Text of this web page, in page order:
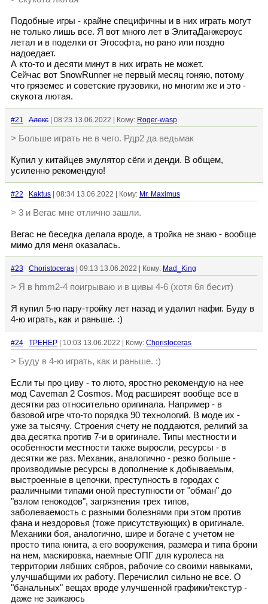
Подобные игры - крайне специфичны и в них играть могут
не только лишь все. Я вот много лет в ЭлитаДанжероус
летал и в поделки от Эгософта, но рано или поздно
надоедает.
А кто-то и десяти минут в них играть не может.
Сейчас вот SnowRunner не первый месяц гоняю, потому
что гряземес и советские грузовики, но многим же и это -
скукота лютая.
#21 Алекс | 08:23 13.06.2022 | Кому: Roger-wasp
> Больше играть не в чего. Рдр2 да ведьмак
Купил у китайцев эмулятор сёги и денди. В общем,
усиленно рекомендую!
#22 Kaktus | 08:34 13.06.2022 | Кому: Mr. Maximus
> 3 и Вегас мне отлично зашли.
Вегас не беседка делала вроде, а тройка не знаю - вообще
мимо для меня оказалась.
#23 Choristoceras | 09:13 13.06.2022 | Кому: Mad_King
> Я в hmm2-4 поигрываю и в цивы 4-6 (хотя 6я бесит)
Я купил 5-ю пару-тройку лет назад и удалил нафиг. Буду в
4-ю играть, как и раньше. :)
#24 TPEHEP | 10:03 13.06.2022 | Кому: Choristoceras
> Буду в 4-ю играть, как и раньше. :)
Если ты про циву - то люто, яростно рекомендую на нее
мод Caveman 2 Cosmos. Мод расширеят вообще все в
десятки раз относительно оригинала. Например - в
базовой игре что-то порядка 90 технологий. В моде их -
уже за тысячу. Строения счету не поддаются, религий за
два десятка против 7-и в оригинале. Типы местности и
особенности местности также выросли, ресурсы - в
десятки же раз. Механик, аналогично - резко больше -
производимые ресурсы в дополнение к добываемым,
выстроенные в цепочки, преступность в городах с
различными типами оной преступности от "обман" до
"взлом генокодов", загрязнения трех типов,
заболеваемость с разными болезнями при этом против
фана и нездоровья (тоже присутствующих) в оригинале.
Механики боя, аналогично, шире и богаче с учетом не
просто типа юнита, а его вооружения, размера и типа брони
на нем, маскировка, наемные ОПГ для куролеса на
территории лябших сябров, рабочие со своими навыками,
улучшабщими их работу. Перечислил сильно не все. О
"банальных" вещах вроде улучшенной графики/текстур -
даже не заикаюсь